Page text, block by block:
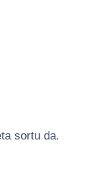
sortu da.